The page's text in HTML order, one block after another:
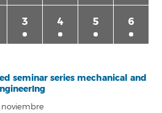
3 4 5 6
seminar series mechanical and